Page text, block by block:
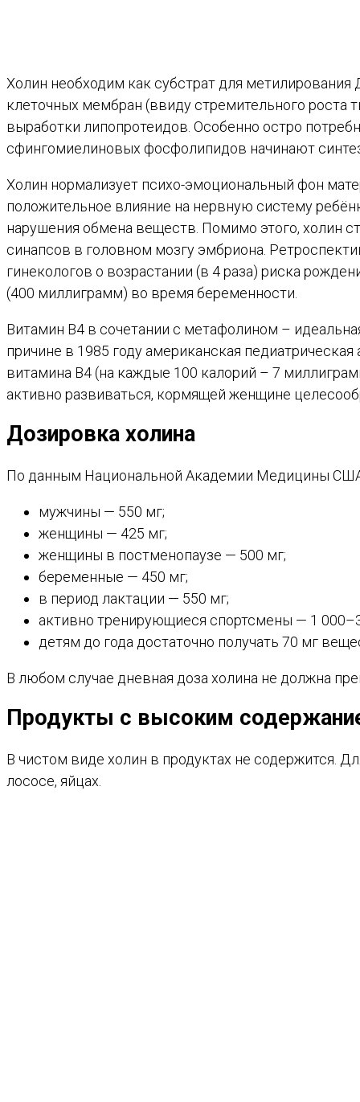
Холин необходим как субстрат для
клеточных мембран (ввиду стремительного роста
выработки липопротеидов. Особенно остро
сфингомиелиновых фосфолипидов начинают
Холин нормализует психо-эмоциональный фон
положительное влияние на нервную систему
нарушения обмена веществ. Помимо этого, холин
синапсов в головном мозгу эмбриона.
гинекологов о возрастании (в 4 раза) риска
(400 миллиграмм) во время беременности.
Витамин В4 в сочетании с метафолином –
причине в 1985 году американская
витамина В4 (на каждые 100 калорий – 7
активно развиваться, кормящей женщине
Дозировка холина
По данным Национальной Академии Медицины США
мужчины — 550 мг;
женщины — 425 мг;
женщины в постменопаузе — 500 мг;
беременные — 450 мг;
в период лактации — 550 мг;
активно тренирующиеся спортсмены — 1
детям до года достаточно получать 70 мг
В любом случае дневная доза холина не должна
Продукты с высоким
В чистом виде холин в продуктах не содержится.
лососе, яйцах.